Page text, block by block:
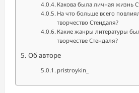
Какова была личная жизнь
На что больше всего
творчество Стендаля?
Какие жанры литературы
творчестве Стендаля?
Об авторе
pristroykin_